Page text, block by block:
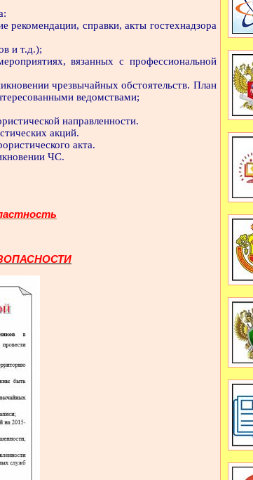
справки, акты гостехнадзора
и т.д.);
вязанных с профессиональной
чрезвычайных обстоятельств. План
ведомствами;
направленности.
акций.
акта.
ЧС.